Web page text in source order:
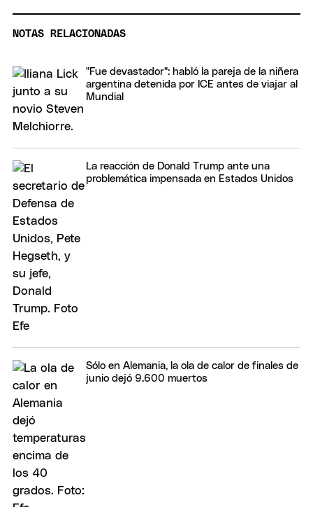
NOTAS RELACIONADAS
"Fue devastador": habló la pareja de la niñera
argentina detenida por ICE antes de viajar al
Mundial
La reacción de Donald Trump ante una
problemática impensada en Estados Unidos
Sólo en Alemania, la ola de calor de finales de
junio dejó 9.600 muertos